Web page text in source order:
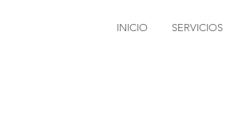
INICIO SERVICIOS